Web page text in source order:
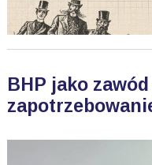
BHP jako